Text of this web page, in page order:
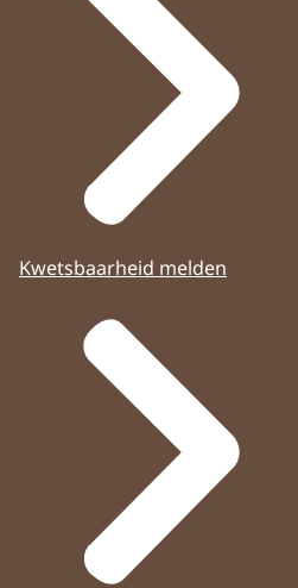
Kwetsbaarheid melden